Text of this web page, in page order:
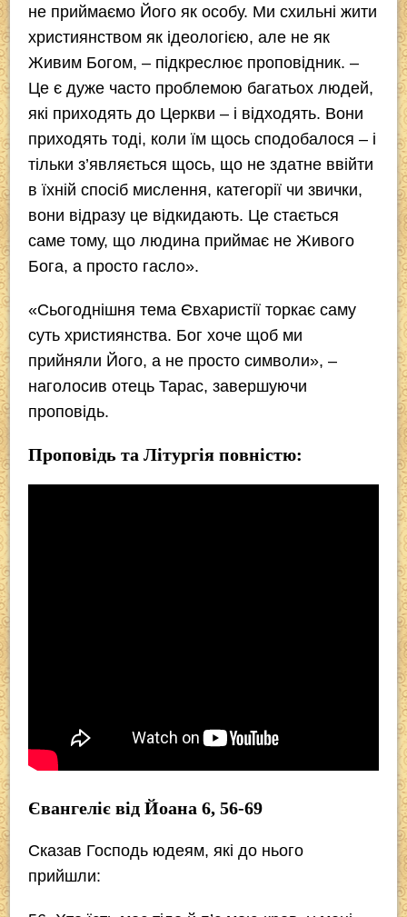
не приймаємо Його як особу. Ми схильні жити
християнством як ідеологією, але не як
Живим Богом, – підкреслює проповідник. –
Це є дуже часто проблемою багатьох людей,
які приходять до Церкви – і відходять. Вони
приходять тоді, коли їм щось сподобалося – і
тільки з’являється щось, що не здатне ввійти
в їхній спосіб мислення, категорії чи звички,
вони відразу це відкидають. Це стається
саме тому, що людина приймає не Живого
Бога, а просто гасло».
«Сьогоднішня тема Євхаристії торкає саму
суть християнства. Бог хоче щоб ми
прийняли Його, а не просто символи», –
наголосив отець Тарас, завершуючи
проповідь.
Проповідь та Літургія повністю:
Євангеліє від Йоана 6, 56-69
Сказав Господь юдеям, які до нього
прийшли: